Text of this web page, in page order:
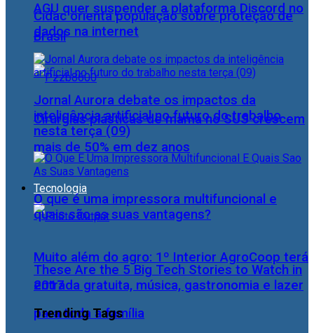
AGU quer suspender a plataforma Discord no
Brasil
Cirurgias plásticas de mama no SUS crescem
mais de 50% em dez anos
Tecnologia
Muito além do agro: 1º Interior AgroCoop terá
entrada gratuita, música, gastronomia e lazer
para toda a família
Cidac orienta população sobre proteção de
dados na internet
Jornal Aurora debate os impactos da
inteligência artificial no futuro do trabalho
nesta terça (09)
O que é uma impressora multifuncional e
quais são as suas vantagens?
These Are the 5 Big Tech Stories to Watch in
2017
Trending Tags